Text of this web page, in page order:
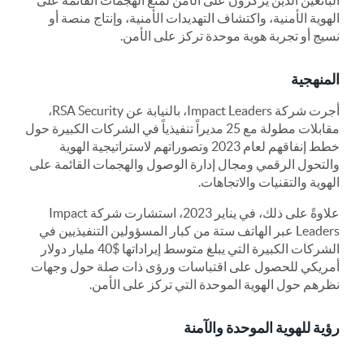
الهوية الأمنية، واكتشاف التهديدات الأمنية، وإنتاج منصة أو
نسيج أو تجربة هوية موحدة تركز على الأمن.
المنهجية
أجرت شركة Impact Leaders، بالنيابة عن RSA Security،
مقابلات مطولة مع 25 مديراً تنفيذياً في الشركات الكبيرة حول
خطط إنفاقهم لعام 2023 وتصوراتهم لاستراتيجية الهوية
والتحول الرقمي ومجال إدارة الوصول والهجمات القائمة على
الهوية والتقنيات والاتجاهات.
علاوةً على ذلك، في يناير 2023، استشارت شركة Impact
Leaders عبر الهاتف ستة من كبار المسؤولين التنفيذيين في
الشركات الكبيرة التي يبلغ متوسط إيراداتها $40 مليار دولار
أمريكي للحصول على اقتباسات ورؤى ذات صلة حول وجهات
نظرهم حول الهوية الموحدة التي تركز على الأمن.
رؤية للهوية الموحدة والآمنة